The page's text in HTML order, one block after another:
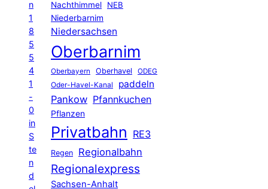
n
1
8
5
5
4
1
-
0
in
S
te
n
d
Nachthimmel
NEB
Niederbarnim
Niedersachsen
Oberbarnim
Oberbayern Oberhavel ODEG
Oder-Havel-Kanal paddeln
Pankow Pfannkuchen
Pflanzen
Privatbahn RE3
Regen Regionalbahn
Regionalexpress
Sachsen-Anhalt